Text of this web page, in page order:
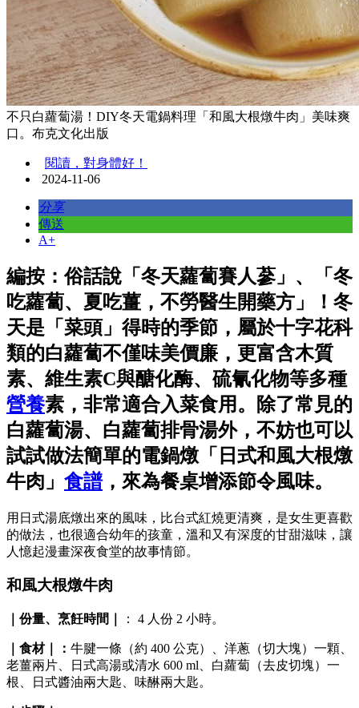
不只白蘿蔔湯！DIY冬天電鍋料理「和風大根燉牛肉」美味爽
口。布克文化出版
閱讀，對身體好！
2024-11-06
分享
傳送
A+
編按：俗話說「冬天蘿蔔賽人蔘」、「冬
吃蘿蔔、夏吃薑，不勞醫生開藥方」！冬
天是「菜頭」得時的季節，屬於十字花科
類的白蘿蔔不僅味美價廉，更富含木質
素、維生素C與醣化酶、硫氰化物等多種
營養素，非常適合入菜食用。除了常見的
白蘿蔔湯、白蘿蔔排骨湯外，不妨也可以
試試做法簡單的電鍋燉「日式和風大根燉
牛肉」 食譜，來為餐桌增添節令風味。
用日式湯底燉出來的風味，比台式紅燒更清爽，是女生更喜歡
的做法，也很適合幼年的孩童，溫和又有深度的甘甜滋味，讓
人憶起漫畫深夜食堂的故事情節。
和風大根燉牛肉
｜份量、烹飪時間｜ ： 4 人份 2 小時。
｜食材｜： 牛腱一條（約 400 公克）、洋蔥（切大塊）一顆、
老薑兩片、日式高湯或清水 600 ml、白蘿蔔（去皮切塊）一
根、日式醬油兩大匙、味醂兩大匙。